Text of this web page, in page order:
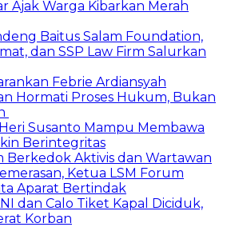
Ajak Warga Kibarkan Merah
Baitus Salam Foundation,
dan SSP Law Firm Salurkan
Febrie Ardiansyah
Hormati Proses Hukum, Bukan
Susanto Mampu Membawa
Berintegritas
Berkedok Aktivis dan Wartawan
Ketua LSM Forum
Aparat Bertindak
dan Calo Tiket Kapal Diciduk,
Korban